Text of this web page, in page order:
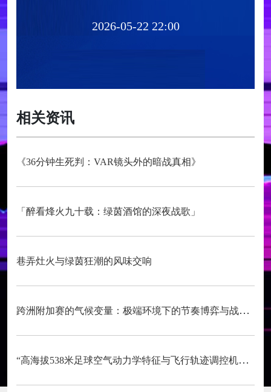
2026-05-22 22:00
相关资讯
《36分钟生死判：VAR镜头外的暗战真相》
「醉看烽火九十载：绿茵酒馆的深夜战歌」
巷弄灶火与绿茵狂潮的风味交响
跨洲附加赛的气候变量：极端环境下的节奏博弈与战术自适应
“高海拔538米足球空气动力学特征与飞行轨迹调控机制——以2026世界杯BBVA球场为实证场景”